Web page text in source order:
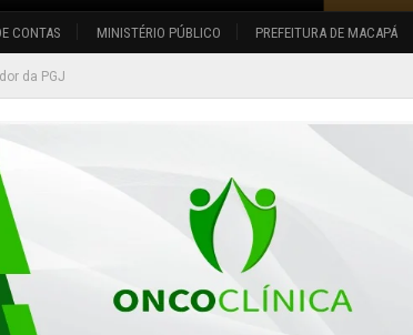
CONTAS MINISTÉRIO PÚBLICO PREFEITURA DE MACAPÁ
da PGJ